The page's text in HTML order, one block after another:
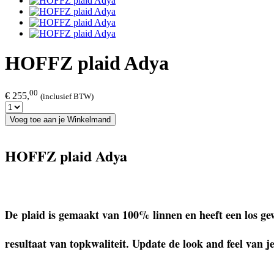
HOFFZ plaid Adya
€ 255,00 (inclusief BTW)
Voeg toe aan je Winkelmand
HOFFZ plaid Adya
De plaid is gemaakt van 100% linnen en heeft een los
resultaat van topkwaliteit. Update de look and feel van